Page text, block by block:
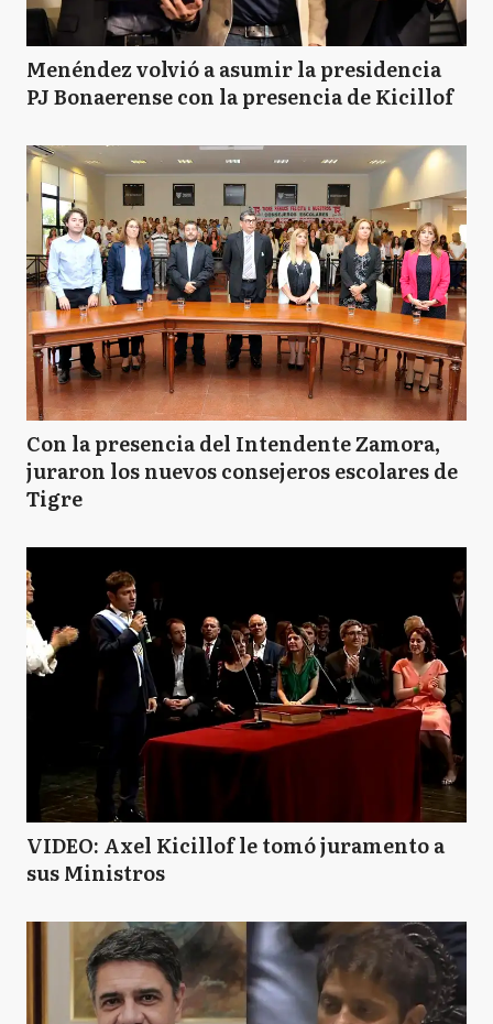
Menéndez volvió a asumir la presidencia
PJ Bonaerense con la presencia de Kicillof
Con la presencia del Intendente Zamora,
juraron los nuevos consejeros escolares de
Tigre
VIDEO: Axel Kicillof le tomó juramento a
sus Ministros